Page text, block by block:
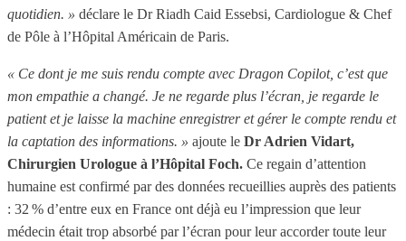
quotidien. » déclare le Dr Riadh Caid Essebsi, Cardiologue & Chef
de Pôle à l’Hôpital Américain de Paris.
« Ce dont je me suis rendu compte avec Dragon Copilot, c’est que
mon empathie a changé. Je ne regarde plus l’écran, je regarde le
patient et je laisse la machine enregistrer et gérer le compte rendu et
la captation des informations. » ajoute le Dr Adrien Vidart,
Chirurgien Urologue à l’Hôpital Foch. Ce regain d’attention
humaine est confirmé par des données recueillies auprès des patients
: 32 % d’entre eux en France ont déjà eu l’impression que leur
médecin était trop absorbé par l’écran pour leur accorder toute leur